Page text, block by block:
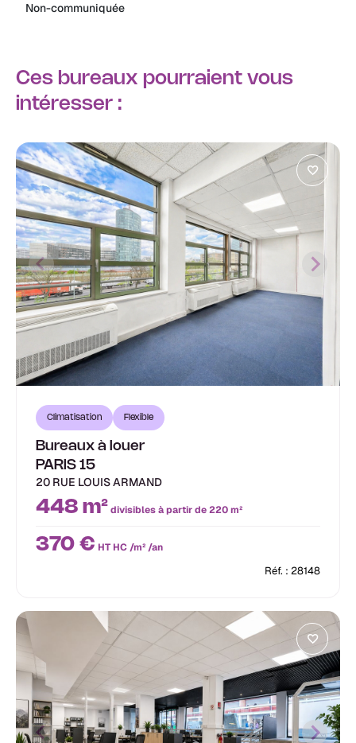
Non-communiquée
Ces bureaux pourraient vous
intéresser :
Climatisation Flexible
Bureaux à louer
PARIS 15
20 RUE LOUIS ARMAND
448 m²divisibles à partir de 220 m²
370 € HT HC /m² /an
Réf. : 28148